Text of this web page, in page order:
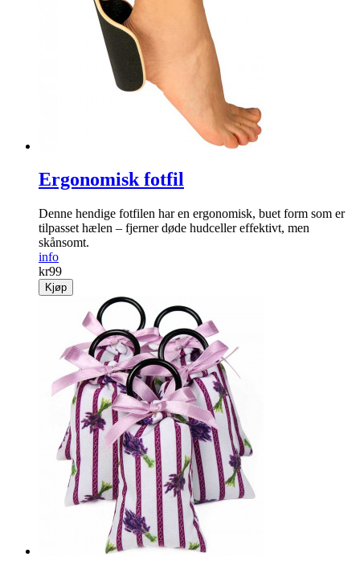
Ergonomisk fotfil
Denne hendige fotfilen har en ergonomisk, buet form som er
til­passet hælen – fjerner døde hud­celler effektivt, men
skånsomt.
info
kr99
Kjøp